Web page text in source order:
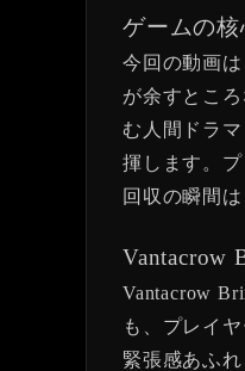
ゲームの
今回の動画
が余すとこ
む人間ドラ
揮します。
回収の瞬間
Vantacrow
Vantacrow
も、プレイ
緊張感あふ